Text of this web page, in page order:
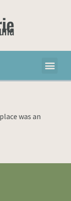
was an